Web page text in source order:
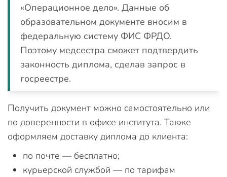
«Операционное дело». Данные об
образовательном документе вносим в
федеральную систему ФИС ФРДО.
Поэтому медсестра сможет подтвердить
законность диплома, сделав запрос в
госреестре.
Получить документ можно самостоятельно или
по доверенности в офисе института. Также
оформляем доставку диплома до клиента:
по почте — бесплатно;
курьерской службой — по тарифам